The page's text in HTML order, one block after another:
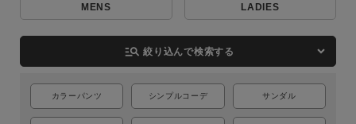
MENS LADIES
manage_search 絞り込んで検索する
カラーパンツ シンプルコーデ サンダル